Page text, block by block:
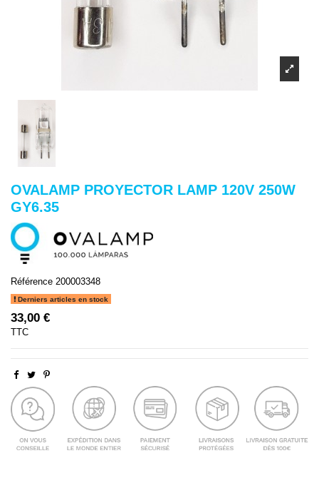
OVALAMP PROYECTOR LAMP 120V 250W
GY6.35
Référence 200003348
Derniers articles en stock
33,00 €
TTC